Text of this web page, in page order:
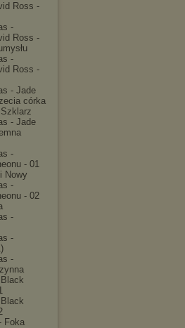
Ross -
-
Ross -
-
Ross -
- Jade
córka
- Jade
-
- 01
Nowy
-
- 02
-
-
-
Foka